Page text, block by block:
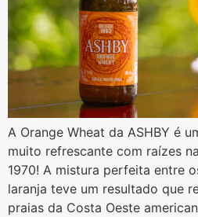
A Orange Wheat da ASHBY é
muito refrescante com raízes
1970! A mistura perfeita entre
laranja teve um resultado que
praias da Costa Oeste